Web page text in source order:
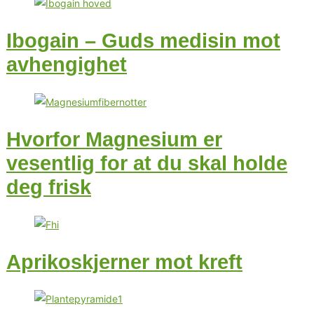
Ibogain – Guds medisin mot
avhengighet
Hvorfor Magnesium er
vesentlig for at du skal holde
deg frisk
Aprikoskjerner mot kreft